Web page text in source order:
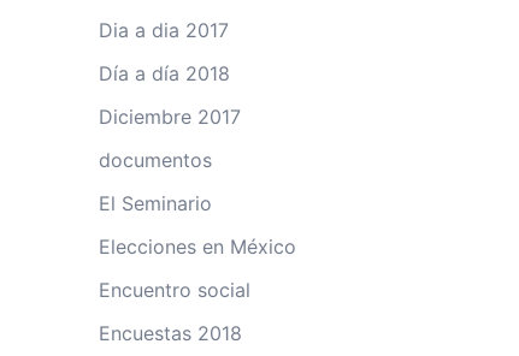
Dia a dia 2017
Día a día 2018
Diciembre 2017
documentos
El Seminario
Elecciones en México
Encuentro social
Encuestas 2018